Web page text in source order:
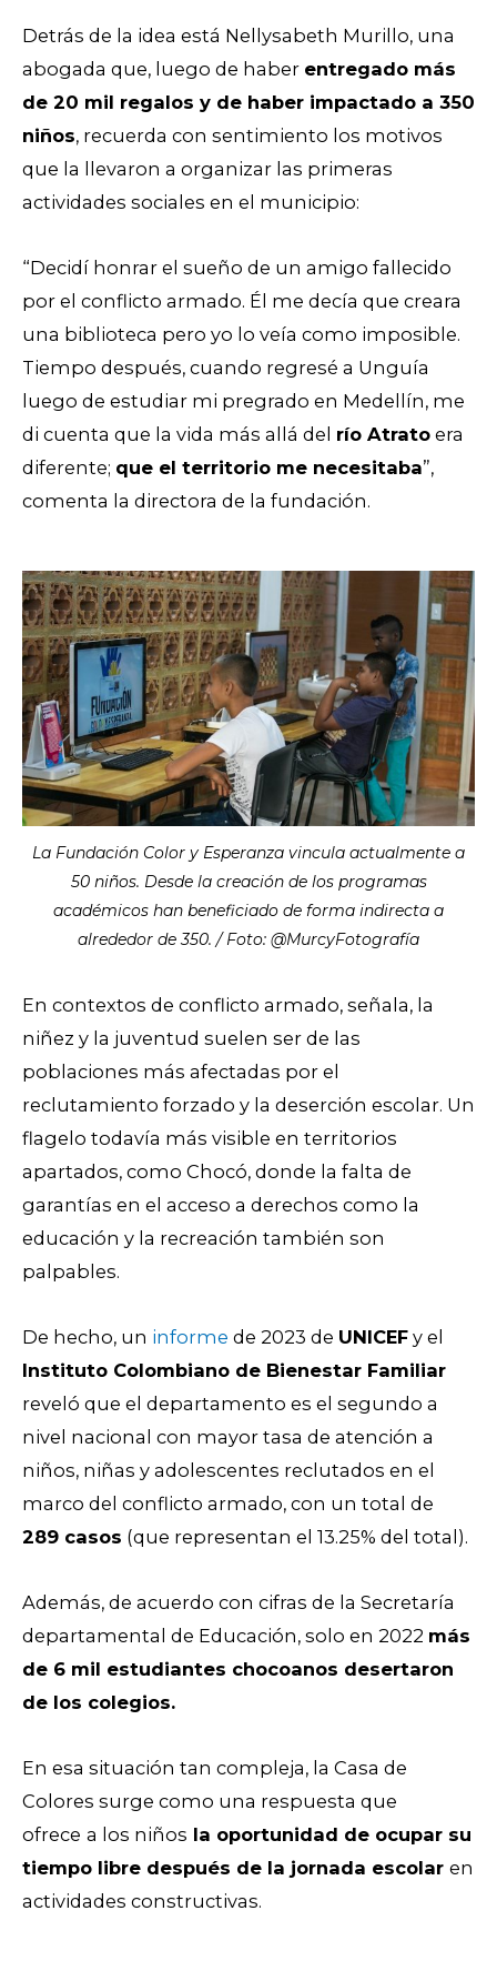
Detrás de la idea está Nellysabeth Murillo, una
abogada que, luego de haber entregado más
de 20 mil regalos y de haber impactado a 350
niños, recuerda con sentimiento los motivos
que la llevaron a organizar las primeras
actividades sociales en el municipio:
“Decidí honrar el sueño de un amigo fallecido
por el conflicto armado. Él me decía que creara
una biblioteca pero yo lo veía como imposible.
Tiempo después, cuando regresé a Unguía
luego de estudiar mi pregrado en Medellín, me
di cuenta que la vida más allá del río Atrato era
diferente; que el territorio me necesitaba”,
comenta la directora de la fundación.
La Fundación Color y Esperanza vincula actualmente a
50 niños. Desde la creación de los programas
académicos han beneficiado de forma indirecta a
alrededor de 350. / Foto: @MurcyFotografía
En contextos de conflicto armado, señala, la
niñez y la juventud suelen ser de las
poblaciones más afectadas por el
reclutamiento forzado y la deserción escolar. Un
flagelo todavía más visible en territorios
apartados, como Chocó, donde la falta de
garantías en el acceso a derechos como la
educación y la recreación también son
palpables.
De hecho, un informe de 2023 de UNICEF y el
Instituto Colombiano de Bienestar Familiar
reveló que el departamento es el segundo a
nivel nacional con mayor tasa de atención a
niños, niñas y adolescentes reclutados en el
marco del conflicto armado, con un total de
289 casos (que representan el 13.25% del total).
Además, de acuerdo con cifras de la Secretaría
departamental de Educación, solo en 2022 más
de 6 mil estudiantes chocoanos desertaron
de los colegios.
En esa situación tan compleja, la Casa de
Colores surge como una respuesta que
ofrece a los niños la oportunidad de ocupar su
tiempo libre después de la jornada escolar en
actividades constructivas.